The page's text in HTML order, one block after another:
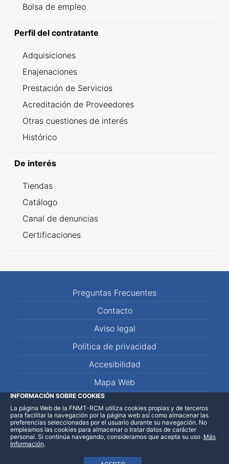
Bolsa de empleo
Perfil del contratante
Adquisiciones
Enajenaciones
Prestación de Servicios
Acreditación de Proveedores
Otras cuestiones de interés
Histórico
De interés
Tiendas
Catálogo
Canal de denuncias
Certificaciones
Preguntas Frecuentes
Contacto
Aviso legal
Política de privacidad
Accesibilidad
Mapa Web
LinkedInFacebookWhatsApp
INFORMACIÓN SOBRE COOKIES
La página Web de la FNMT-RCM utiliza cookies propias y de terceros
para facilitar la navegación por la página web así como almacenar las
preferencias seleccionadas por el usuario durante su navegación. No
empleamos las cookies para almacenar o tratar datos de carácter
personal. Si continúa navegando, consideramos que acepta su uso .Más
Información.